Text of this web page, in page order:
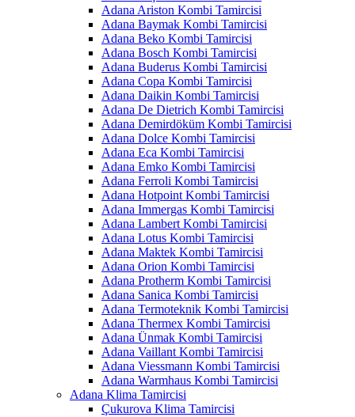
Adana Ariston Kombi Tamircisi
Adana Baymak Kombi Tamircisi
Adana Beko Kombi Tamircisi
Adana Bosch Kombi Tamircisi
Adana Buderus Kombi Tamircisi
Adana Copa Kombi Tamircisi
Adana Daikin Kombi Tamircisi
Adana De Dietrich Kombi Tamircisi
Adana Demirdöküm Kombi Tamircisi
Adana Dolce Kombi Tamircisi
Adana Eca Kombi Tamircisi
Adana Emko Kombi Tamircisi
Adana Ferroli Kombi Tamircisi
Adana Hotpoint Kombi Tamircisi
Adana Immergas Kombi Tamircisi
Adana Lambert Kombi Tamircisi
Adana Lotus Kombi Tamircisi
Adana Maktek Kombi Tamircisi
Adana Orion Kombi Tamircisi
Adana Protherm Kombi Tamircisi
Adana Sanica Kombi Tamircisi
Adana Termoteknik Kombi Tamircisi
Adana Thermex Kombi Tamircisi
Adana Ünmak Kombi Tamircisi
Adana Vaillant Kombi Tamircisi
Adana Viessmann Kombi Tamircisi
Adana Warmhaus Kombi Tamircisi
Adana Klima Tamircisi
Çukurova Klima Tamircisi